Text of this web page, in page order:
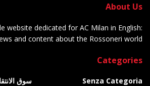
About Us
website dedicated for AC Milan in English:
and content about the Rossoneri world.
Categories
Senza Categoria
سوق